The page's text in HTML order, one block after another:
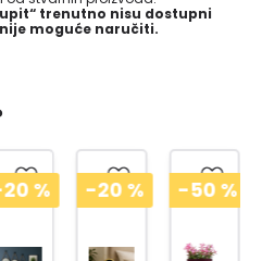
trenutno nisu dostupni
moguće naručiti.
% -20 % -50 %